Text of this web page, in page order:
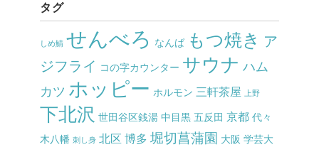
タグ
しめ鯖 せんべろ なんば もつ焼き ア
ジフライ コの字カウンター サウナ ハム
カツ ホッピー ホルモン 三軒茶屋 上野
下北沢 世田谷区銭湯 中目黒 五反田 京都 代々
木八幡 刺し身 北区 博多 堀切菖蒲園 大阪 学芸大